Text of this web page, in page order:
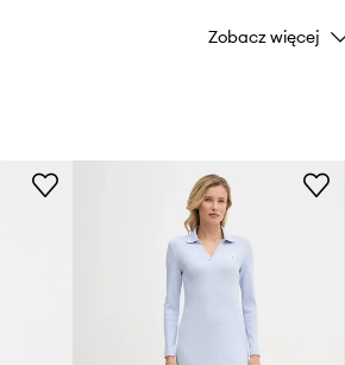
Marka
Zobacz więcej